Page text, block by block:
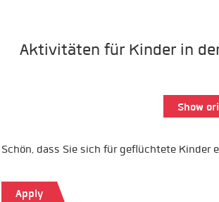
Aktivitäten für Kinder in
Show
Schön, dass Sie sich für geflüchtete Kinder
Apply